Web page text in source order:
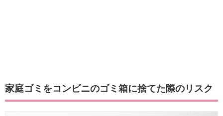
家庭ゴミをコンビニのゴミ箱に捨てた際のリスク